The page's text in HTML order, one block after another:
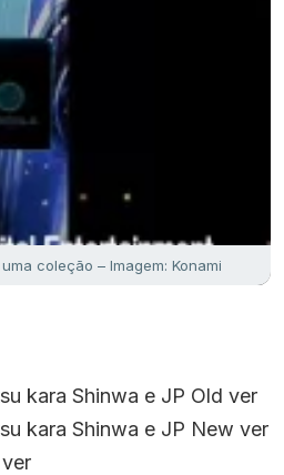
coleção – Imagem: Konami
kara Shinwa e JP Old ver
kara Shinwa e JP New ver